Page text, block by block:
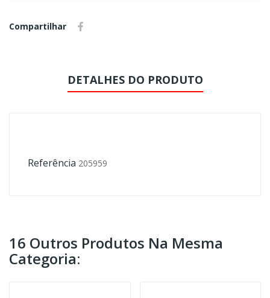
Compartilhar
DETALHES DO PRODUTO
Referência 205959
16 Outros Produtos Na Mesma
Categoria: